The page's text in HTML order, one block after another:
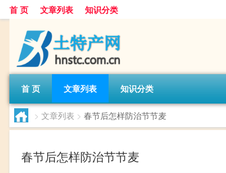
首 页 文章列表 知识分类
首 页 文章列表 知识分类
> 文章列表 > 春节后怎样防治节节麦
春节后怎样防治节节麦